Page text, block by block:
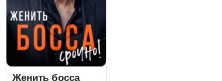
Женить босса